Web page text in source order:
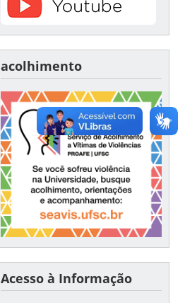
acolhimento
Acesso à Informação